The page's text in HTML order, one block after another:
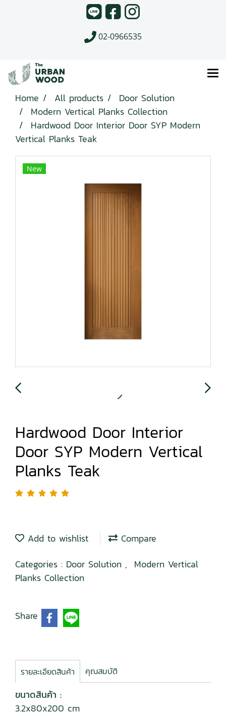
02-0966535
Home All products
Door Solution
Modern Vertical Planks Collection
Hardwood Door Interior Door SYP Modern
Vertical Planks Teak
New
Hardwood Door Interior
Door SYP Modern Vertical
Planks Teak
Add to wishlist
Compare
Categories : Door Solution , Modern Vertical
Planks Collection
Share
รายละเอียดสินค้า คุณสมบัติ
ขนาดสินค้า :
3.2x80x200 cm